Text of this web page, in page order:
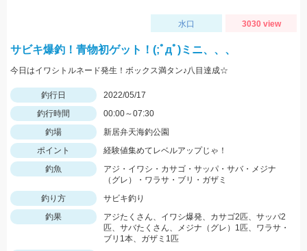
水口 3030 view
サビキ爆釣！青物初ゲット！(;ﾟдﾟ)ミニ、、、
今日はイワシトルネード発生！ボックス満タン♪八目達成☆
釣行日
2022/05/17
釣行時間
00:00～07:30
釣場
新居弁天海釣公園
ポイント
経験値集めてレベルアップじゃ！
釣魚
アジ・イワシ・カサゴ・サッパ・サバ・メジナ
（グレ）・ワラサ・ブリ・ガザミ
釣り方
サビキ釣り
釣果
アジたくさん、イワシ爆発、カサゴ2匹、サッパ2
匹、サバたくさん、メジナ（グレ）1匹、ワラサ・
ブリ1本、ガザミ1匹